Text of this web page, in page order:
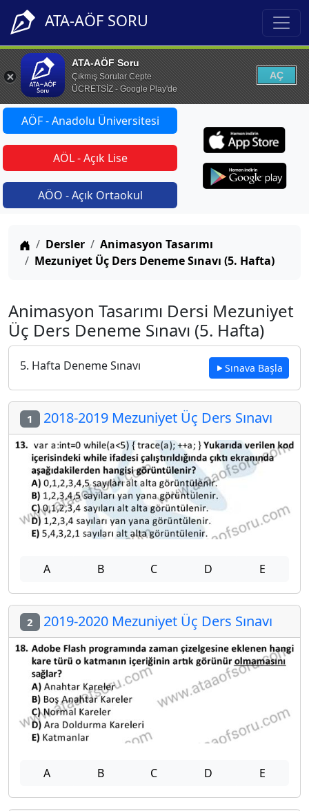
ATA-AÖF SORU
ATA-AÖF Soru
Çıkmış Sorular Cepte
ÜCRETSİZ - Google Play'de
AÇ
AÖF - Anadolu Üniversitesi
AÖL - Açık Lise
AÖO - Açık Ortaokul
Anasayfa
Dersler
Animasyon Tasarımı
Mezuniyet Üç Ders Deneme Sınavı (5. Hafta)
Animasyon Tasarımı Dersi Mezuniyet
Üç Ders Deneme Sınavı (5. Hafta)
5. Hafta Deneme Sınavı Sınava Başla
1 2018-2019 Mezuniyet Üç Ders Sınavı
A B C D E
2 2019-2020 Mezuniyet Üç Ders Sınavı
A B C D E